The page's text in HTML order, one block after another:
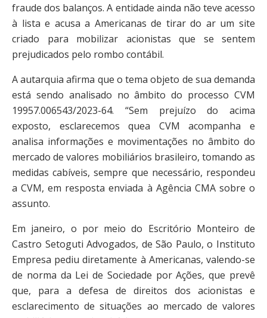
fraude dos balanços. A entidade ainda não teve acesso
à lista e acusa a Americanas de tirar do ar um site
criado para mobilizar acionistas que se sentem
prejudicados pelo rombo contábil.
A autarquia afirma que o tema objeto de sua demanda
está sendo analisado no âmbito do processo CVM
19957.006543/2023-64. “Sem prejuízo do acima
exposto, esclarecemos quea CVM acompanha e
analisa informações e movimentações no âmbito do
mercado de valores mobiliários brasileiro, tomando as
medidas cabíveis, sempre que necessário, respondeu
a CVM, em resposta enviada à Agência CMA sobre o
assunto.
Em janeiro, o por meio do Escritório Monteiro de
Castro Setoguti Advogados, de São Paulo, o Instituto
Empresa pediu diretamente à Americanas, valendo-se
de norma da Lei de Sociedade por Ações, que prevê
que, para a defesa de direitos dos acionistas e
esclarecimento de situações ao mercado de valores